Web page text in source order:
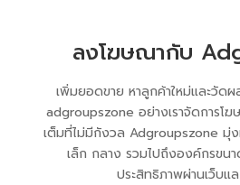
ลงโฆษณากับ
เพิ่มยอดขาย หาลูกค้าใหม่และวัดผ
adgroupszone อย่างเราจัดการโ
เต็มที่ไม่มีกังวล Adgroupszone มุ่
เล็ก กลาง รวมไปถึงองค์กรขน
ประสิทธิภาพผ่านเว็บแล